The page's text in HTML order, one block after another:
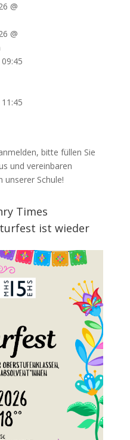
@
@
09:45
11:45
bitte füllen Sie
und vereinbaren
unserer Schule!
Times
ist wieder